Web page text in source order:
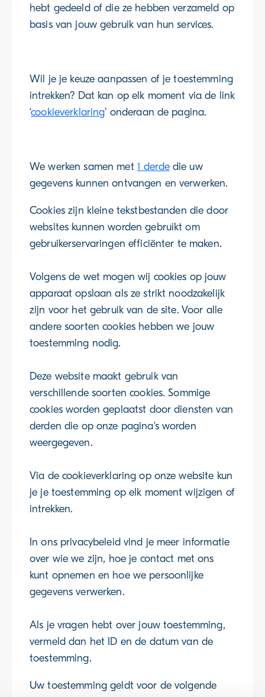
hebt gedeeld of die ze hebben verzameld op
basis van jouw gebruik van hun services.
Wil je je keuze aanpassen of je toestemming
intrekken? Dat kan op elk moment via de link
‘cookieverklaring’ onderaan de pagina.
We werken samen met 1 derdedie uw
gegevens kunnen ontvangen en verwerken.
Cookies zijn kleine tekstbestanden die door
websites kunnen worden gebruikt om
gebruikerservaringen efficiënter te maken.
Volgens de wet mogen wij cookies op jouw
apparaat opslaan als ze strikt noodzakelijk
zijn voor het gebruik van de site. Voor alle
andere soorten cookies hebben we jouw
toestemming nodig.
Deze website maakt gebruik van
verschillende soorten cookies. Sommige
cookies worden geplaatst door diensten van
derden die op onze pagina's worden
weergegeven.
Via de cookieverklaring op onze website kun
je je toestemming op elk moment wijzigen of
intrekken.
In ons privacybeleid vind je meer informatie
over wie we zijn, hoe je contact met ons
kunt opnemen en hoe we persoonlijke
gegevens verwerken.
Als je vragen hebt over jouw toestemming,
vermeld dan het ID en de datum van de
toestemming.
Uw toestemming geldt voor de volgende